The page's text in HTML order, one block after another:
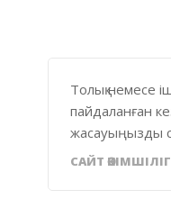
Толық немесе
пайдаланған
жасауыңызды
САЙТ